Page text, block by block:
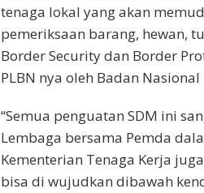
tenaga lokal yang akan
pemeriksaan barang, hewan,
Border Security dan Border
PLBN nya oleh Badan
“Semua penguatan SDM ini
Lembaga bersama Pemda
Kementerian Tenaga Kerja
bisa di wujudkan dibawah